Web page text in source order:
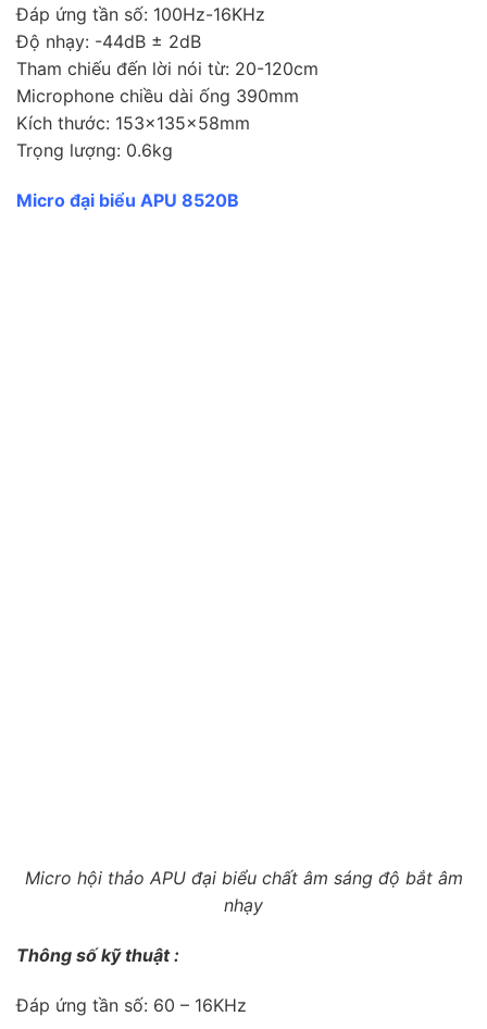
Đáp ứng tần số: 100Hz-16KHz
Độ nhạy: -44dB ± 2dB
Tham chiếu đến lời nói từ: 20-120cm
Microphone chiều dài ống 390mm
Kích thước: 153x135x58mm
Trọng lượng: 0.6kg
Micro đại biểu APU 8520B
Micro hội thảo APU đại biểu chất âm sáng độ bắt âm
nhạy
Thông số kỹ thuật :
Đáp ứng tần số: 60 – 16KHz